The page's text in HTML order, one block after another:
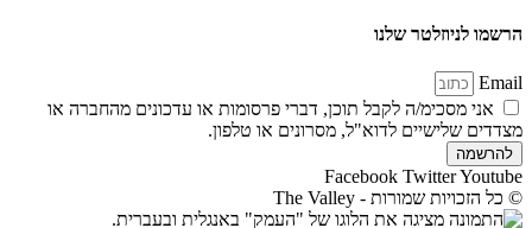
הרשמו לניוזלטר שלנו
Email
אני מסכימ/ה לקבל תוכן, דברי פרסומות או עדכונים מהחברה או
מצדדים שלישיים לדוא"ל, מסרונים או טלפון.
להרשמה
Facebook TwitterYoutube
© כל הזכויות שמורות - The Valley